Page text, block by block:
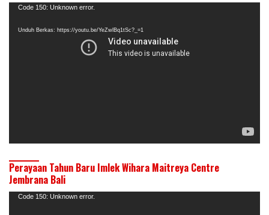
Pemutar
Code 150: Unknown error.
Unduh Berkas: https://youtu.be/YeZwlBq1tSc?_=1
Perayaan Tahun Baru Imlek Wihara Maitreya Centre
Jembrana Bali
Pemutar
Code 150: Unknown error.